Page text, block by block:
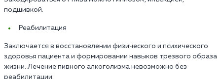
подшивкой.
Реабилитация
Заключается в восстановлении физического и психического
здоровья пациента и формировании навыков трезвого образа
жизни. Лечение пивного алкоголизма невозможно без
реабилитации.